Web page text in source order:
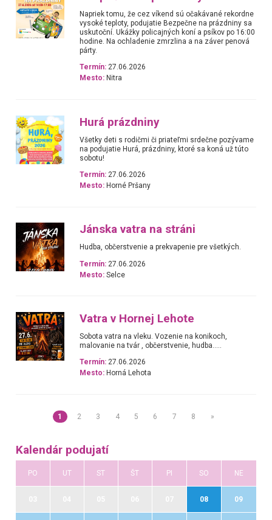
Napriek tomu, že cez víkend sú očakávané rekordne
vysoké teploty, podujatie Bezpečne na prázdniny sa
uskutoční. Ukážky policajných koní a psíkov po 16:00
hodine. Na ochladenie zmrzlina a na záver penová
párty.
Termín: 27.06.2026
Mesto: Nitra
Hurá prázdniny
Všetky deti s rodičmi či priateľmi srdečne pozývame
na podujatie Hurá, prázdniny, ktoré sa koná už túto
sobotu!
Termín: 27.06.2026
Mesto: Horné Pršany
Jánska vatra na stráni
Hudba, občerstvenie a prekvapenie pre všetkých.
Termín: 27.06.2026
Mesto: Selce
Vatra v Hornej Lehote
Sobota vatra na vleku. Vozenie na konikoch,
malovanie na tvár , občerstvenie, hudba.....
Termín: 27.06.2026
Mesto: Horná Lehota
1 2 3 4 5 6 7 8 »
Kalendár podujatí
PO UT ST ŠT PI SO NE
08 09